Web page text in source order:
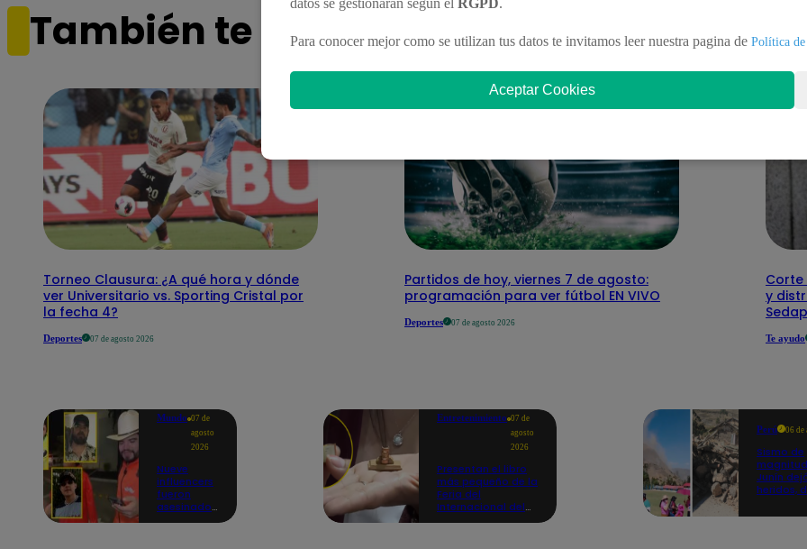
También te puede interesar
Torneo Clausura: ¿A qué hora y dónde
ver Universitario vs. Sporting Cristal por
la fecha 4?
Deportes 07 de agosto 2026
Partidos de hoy, viernes 7 de agosto:
programación para ver fútbol EN VIVO
Deportes 07 de agosto 2026
Corte
y
Te ayudo
Mundo 07 de
agosto
2026
Nueve
influencers
fueron
asesinados
Entretenimiento 07 de
agosto
2026
Presentan el libro
más pequeño de la
Feria del
Internacional del
Perú 06 de
Sismo de
Junín
heridos,
propició
datos se gestionarán según el RGPD.
Para conocer mejor como se utilizan tus datos te invitamos leer nuestra pagina de Política
Aceptar Cookies